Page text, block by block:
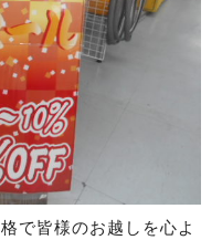
で皆様のお越しを心よ